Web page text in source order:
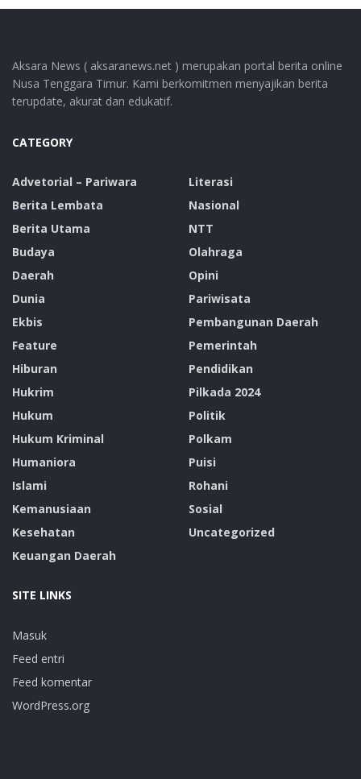
Aksara News ( aksaranews.net ) merupakan portal berita online
Nusa Tenggara Timur. Kami berkomitmen menyajikan berita
terupdate, akurat dan edukatif.
CATEGORY
Advetorial – Pariwara
Berita Lembata
Berita Utama
Budaya
Daerah
Dunia
Ekbis
Feature
Hiburan
Hukrim
Hukum
Hukum Kriminal
Humaniora
Islami
Kemanusiaan
Kesehatan
Keuangan Daerah
Literasi
Nasional
NTT
Olahraga
Opini
Pariwisata
Pembangunan Daerah
Pemerintah
Pendidikan
Pilkada 2024
Politik
Polkam
Puisi
Rohani
Sosial
Uncategorized
SITE LINKS
Masuk
Feed entri
Feed komentar
WordPress.org